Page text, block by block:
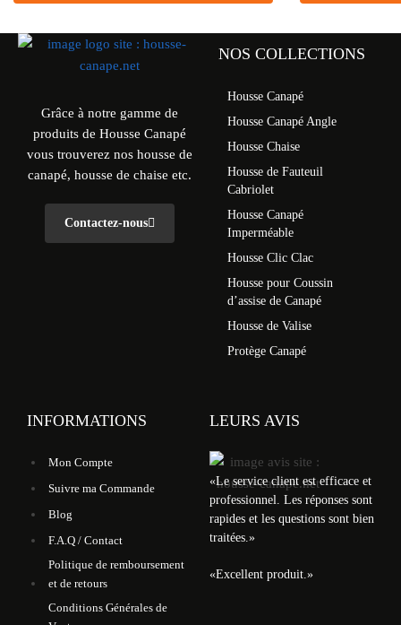
Grâce à notre gamme de
produits de Housse Canapé
vous trouverez nos housse de
canapé, housse de chaise etc.
Contactez-nous
NOS COLLECTIONS
Housse Canapé
Housse Canapé Angle
Housse Chaise
Housse de Fauteuil
Cabriolet
Housse Canapé
Imperméable
Housse Clic Clac
Housse pour Coussin
d’assise de Canapé
Housse de Valise
Protège Canapé
INFORMATIONS
Mon Compte
Suivre ma Commande
Blog
F.A.Q / Contact
Politique de remboursement
et de retours
Conditions Générales de
LEURS AVIS
«Le service client est efficace et
professionnel. Les réponses sont
rapides et les questions sont bien
traitées. »
«Excellent produit. »